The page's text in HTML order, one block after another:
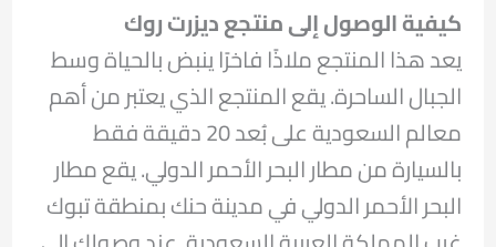
كيفية الوصول إلى منتجع ديزرت روك
يعد هذا المنتجع ملاذًا فاخرًا ينبض بالحياة وسط
الجبال الساحرة. يقع المنتجع الذي يعتبر من أهم
معالم السعودية على بُعد 20 دقيقة فقط
بالسيارة من مطار البحر الأحمر الدولي. يقع مطار
البحر الأحمر الدولي في مدينة حنك بمنطقة تبوك